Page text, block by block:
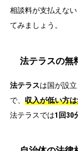
相談料が支払えな
てみましょう。
法テラスの無
法テラスは国が設
で、 収入が低い方
法テラスでは1回30